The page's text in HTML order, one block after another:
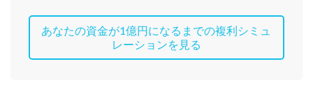
あなたの資金が1億円になるまでの複利シミュ
レーションを見る